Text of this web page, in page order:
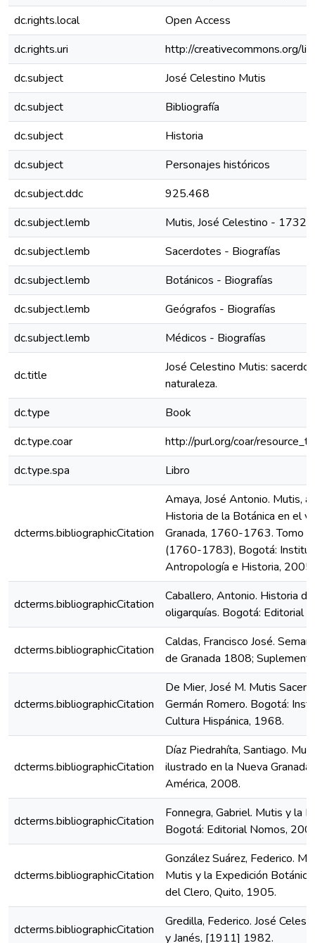
dc.rights.local
Open Access
dc.rights.uri
http://creativecommons.org/
dc.subject
José Celestino Mutis
dc.subject
Bibliografía
dc.subject
Historia
dc.subject
Personajes históricos
dc.subject.ddc
925.468
dc.subject.lemb
Mutis, José Celestino -
dc.subject.lemb
Sacerdotes - Biografías
dc.subject.lemb
Botánicos - Biografías
dc.subject.lemb
Geógrafos - Biografías
dc.subject.lemb
Médicos - Biografías
dc.title
José Celestino Mutis:
naturaleza.
dc.type
Book
dc.type.coar
http://purl.org/coar/
dc.type.spa
Libro
dcterms.bibliographicCitation
Amaya, José Antonio. Mutis,
Historia de la Botánica en el
Granada, 1760-1763. Tomo
(1760-1783), Bogotá:
Antropología e Historia, 2005.
dcterms.bibliographicCitation
Caballero, Antonio. Historia
oligarquías. Bogotá: Editorial
dcterms.bibliographicCitation
Caldas, Francisco José.
de Granada 1808;
dcterms.bibliographicCitation
De Mier, José M. Mutis
Germán Romero. Bogotá:
Cultura Hispánica, 1968.
dcterms.bibliographicCitation
Díaz Piedrahíta, Santiago.
ilustrado en la Nueva
América, 2008.
dcterms.bibliographicCitation
Fonnegra, Gabriel. Mutis y la
Bogotá: Editorial Nomos,
dcterms.bibliographicCitation
González Suárez, Federico.
Mutis y la Expedición
del Clero, Quito, 1905.
dcterms.bibliographicCitation
Gredilla, Federico. José
y Janés, [1911] 1982.